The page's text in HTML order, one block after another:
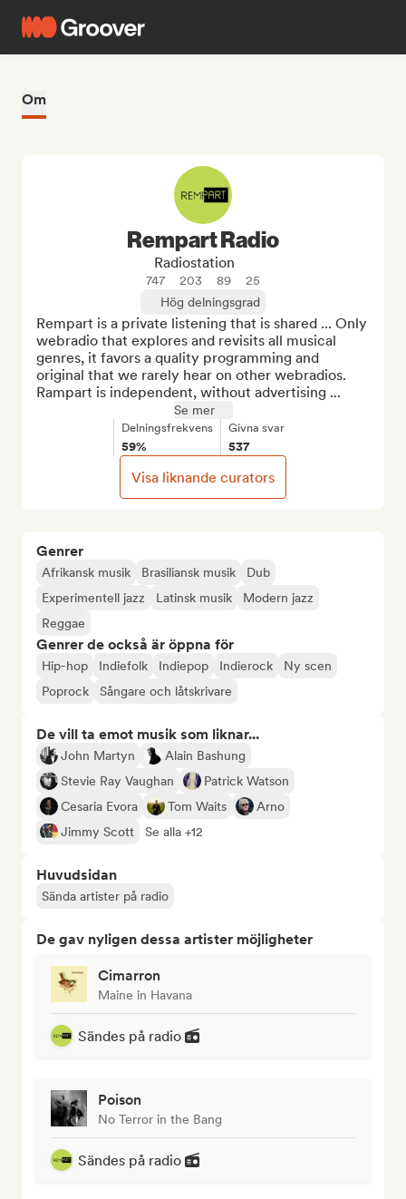
Om
Genrer
Afrikansk musik Brasiliansk musik
Dub
Experimentell jazz
Latinsk musik
Modern jazz
Reggae
Genrer de också är öppna för
Hip-hop Indiefolk Indiepop Indierock
Ny scen
Poprock
Sångare och låtskrivare
De vill ta emot musik som liknar...
John Martyn
Alain Bashung
Stevie Ray Vaughan
Patrick Watson
Cesaria Evora
Tom Waits
Arno
Jimmy Scott
Se alla +12
Huvudsidan
Sända artister på radio
De gav nyligen dessa artister möjligheter
Cimarron
Maine in Havana
Sändes på radio
Poison
No Terror in the Bang
Sändes på radio
Rempart Radio
Radiostation
747 203 89
25
Hög delningsgrad
Rempart is a private listening that is shared ... Only
webradio that explores and revisits all musical
genres, it favors a quality programming and
original that we rarely hear on other webradios.
Rampart is independent, without advertising ...
Se mer
Delningsfrekvens
59%
Givna svar
537
Visa liknande curators